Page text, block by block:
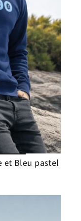
et Bleu pastel